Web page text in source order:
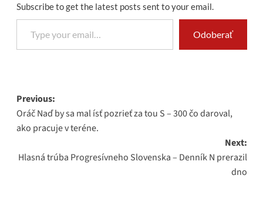
Subscribe to get the latest posts sent to your email.
Type your email…
Odoberať
Post
navigation
Previous:
Oráč Naď by sa mal ísť pozrieť za tou S – 300 čo daroval,
ako pracuje v teréne.
Next:
Hlasná trúba Progresívneho Slovenska – Denník N prerazil
dno